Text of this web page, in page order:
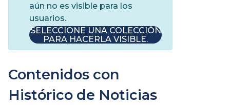
aún no es visible para los
usuarios.
SELECCIONE UNA COLECCIÓN
PARA HACERLA VISIBLE.
Contenidos con
Histórico de Noticias